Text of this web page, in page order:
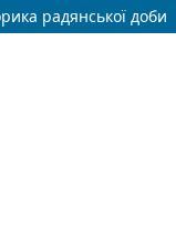
радянської доби